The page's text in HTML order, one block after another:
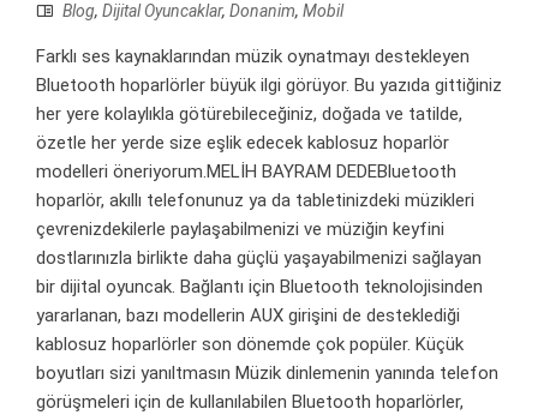
Blog, Dijital Oyuncaklar, Donanim, Mobil
Farklı ses kaynaklarından müzik oynatmayı destekleyen
Bluetooth hoparlörler büyük ilgi görüyor. Bu yazıda gittiğiniz
her yere kolaylıkla götürebileceğiniz, doğada ve tatilde,
özetle her yerde size eşlik edecek kablosuz hoparlör
modelleri öneriyorum.MELİH BAYRAM DEDEBluetooth
hoparlör, akıllı telefonunuz ya da tabletinizdeki müzikleri
çevrenizdekilerle paylaşabilmenizi ve müziğin keyfini
dostlarınızla birlikte daha güçlü yaşayabilmenizi sağlayan
bir dijital oyuncak. Bağlantı için Bluetooth teknolojisinden
yararlanan, bazı modellerin AUX girişini de desteklediği
kablosuz hoparlörler son dönemde çok popüler. Küçük
boyutları sizi yanıltmasın Müzik dinlemenin yanında telefon
görüşmeleri için de kullanılabilen Bluetooth hoparlörler,